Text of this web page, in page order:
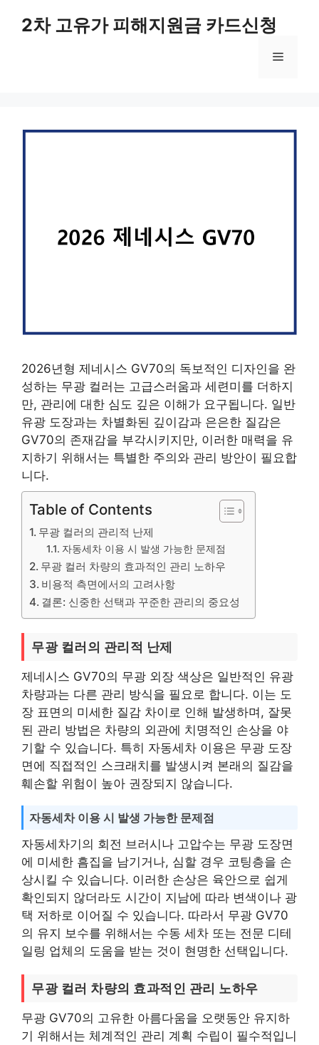
2차 고유가 피해지원금 카드신청
메
2026년형 제네시스 GV70의 독보적인 디자인을 완
성하는 무광 컬러는 고급스러움과 세련미를 더하지
만, 관리에 대한 심도 깊은 이해가 요구됩니다. 일반
유광 도장과는 차별화된 깊이감과 은은한 질감은
GV70의 존재감을 부각시키지만, 이러한 매력을 유
지하기 위해서는 특별한 주의와 관리 방안이 필요합
니다.
Table of Contents
무광 컬러의 관리적 난제
자동세차 이용 시 발생 가능한 문제점
무광 컬러 차량의 효과적인 관리 노하우
비용적 측면에서의 고려사항
결론: 신중한 선택과 꾸준한 관리의 중요성
무광 컬러의 관리적 난제
제네시스 GV70의 무광 외장 색상은 일반적인 유광
차량과는 다른 관리 방식을 필요로 합니다. 이는 도
장 표면의 미세한 질감 차이로 인해 발생하며, 잘못
된 관리 방법은 차량의 외관에 치명적인 손상을 야
기할 수 있습니다. 특히 자동세차 이용은 무광 도장
면에 직접적인 스크래치를 발생시켜 본래의 질감을
훼손할 위험이 높아 권장되지 않습니다.
자동세차 이용 시 발생 가능한 문제점
자동세차기의 회전 브러시나 고압수는 무광 도장면
에 미세한 흠집을 남기거나, 심할 경우 코팅층을 손
상시킬 수 있습니다. 이러한 손상은 육안으로 쉽게
확인되지 않더라도 시간이 지남에 따라 변색이나 광
택 저하로 이어질 수 있습니다. 따라서 무광 GV70
의 유지 보수를 위해서는 수동 세차 또는 전문 디테
일링 업체의 도움을 받는 것이 현명한 선택입니다.
무광 컬러 차량의 효과적인 관리 노하우
무광 GV70의 고유한 아름다움을 오랫동안 유지하
기 위해서는 체계적인 관리 계획 수립이 필수적입니